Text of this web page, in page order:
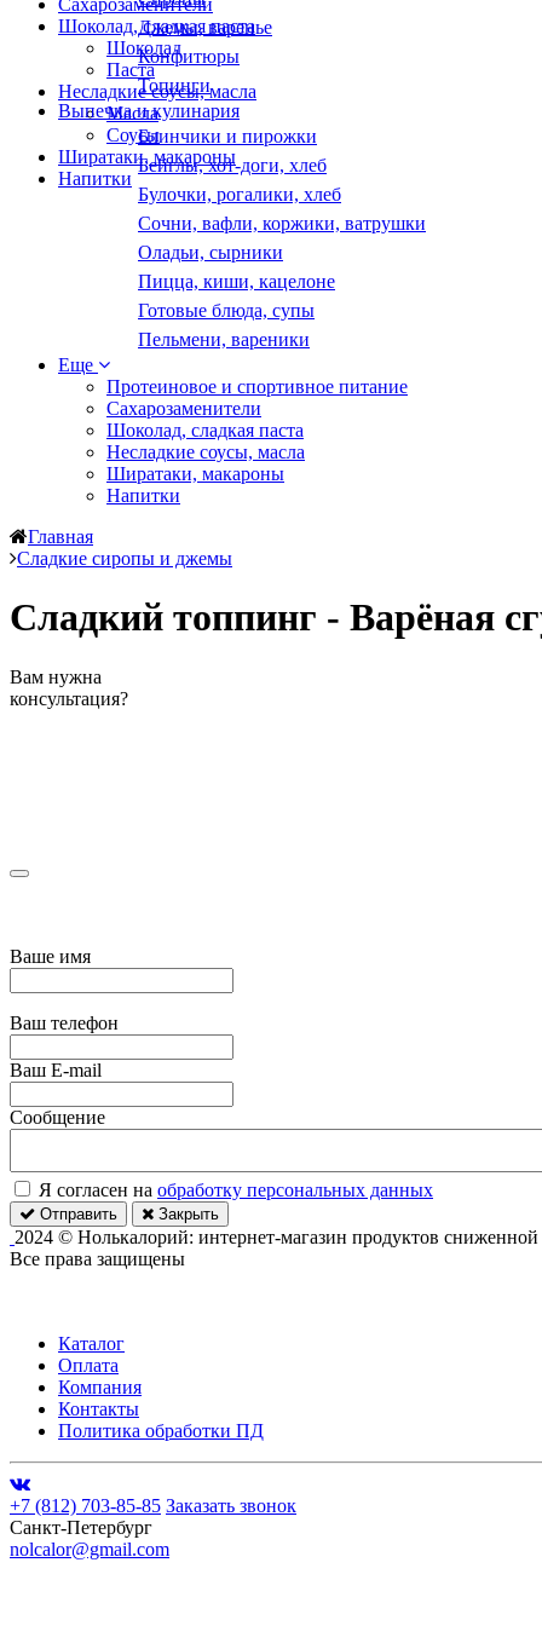
Сахарозаменители
Шоколад, сладкая паста
Шоколад
Паста
Несладкие соусы, масла
Масла
Соусы
Ширатаки, макароны
Напитки
Джемы, варенье
Конфитюры
Топинги
Выпечка и кулинария
Блинчики и пирожки
Бейглы, хот-доги, хлеб
Булочки, рогалики, хлеб
Сочни, вафли, коржики, ватрушки
Оладьи, сырники
Пицца, киши, кацелоне
Готовые блюда, супы
Пельмени, вареники
Еще
Протеиновое и спортивное питание
Сахарозаменители
Шоколад, сладкая паста
Несладкие соусы, масла
Ширатаки, макароны
Напитки
Главная
Сладкие сиропы и джемы
Сладкий топпинг - Варёная
Вам нужна
консультация?
Ваше имя
Ваш телефон
Ваш E-mail
Сообщение
Я согласен на обработку персональных данных
Отправить Закрыть
2024 © Нолькалорий: интернет-магазин продуктов сниженной
Все права защищены
Каталог
Оплата
Компания
Контакты
Политика обработки ПД
+7 (812) 703-85-85 Заказать звонок
Санкт-Петербург
nolcalor@gmail.com